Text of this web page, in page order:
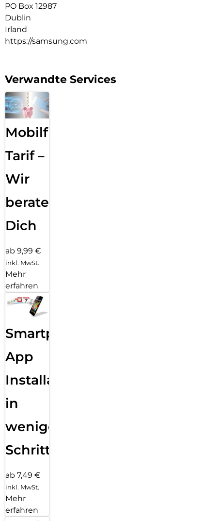
PO Box 12987
Dublin
Irland
https://samsung.com
Verwandte Services
Mobilfunk
Tarif –
Wir
beraten
Dich
ab 9,99 €
inkl. MwSt.
Mehr
erfahren
Smartphone
App
Installation
in
wenigen
Schritten
ab 7,49 €
inkl. MwSt.
Mehr
erfahren